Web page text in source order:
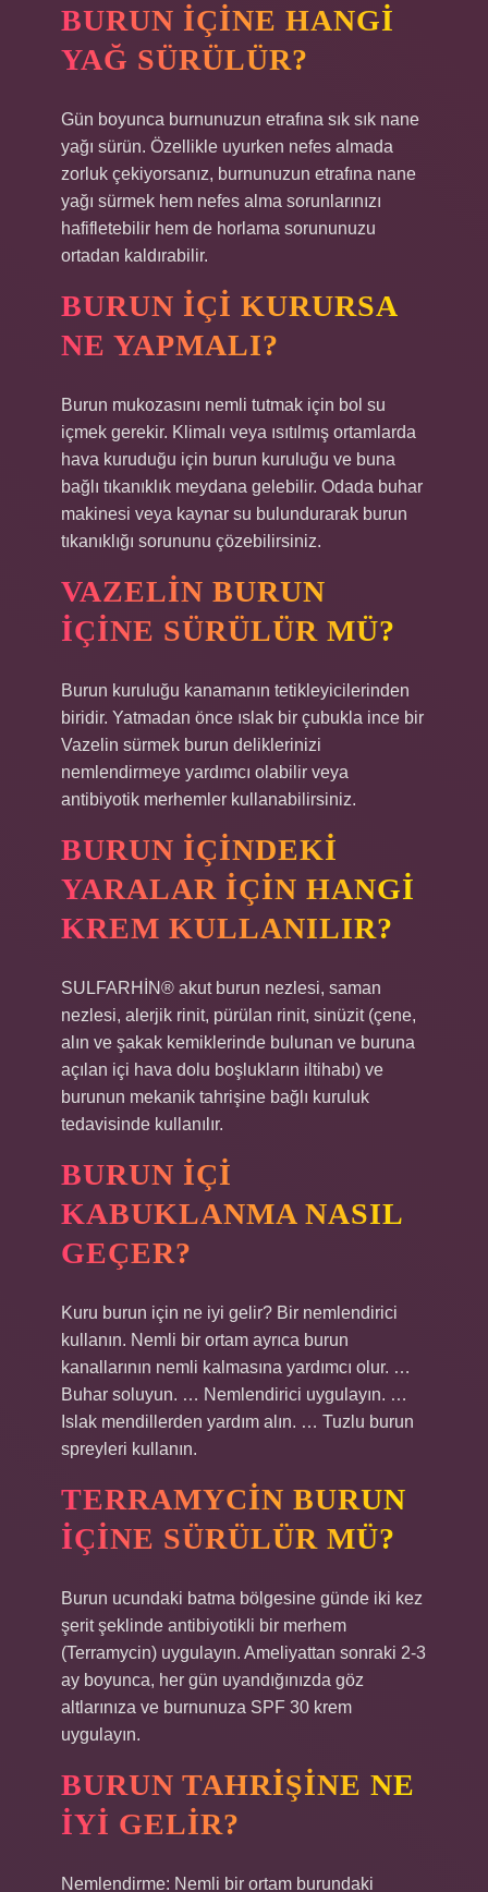
BURUN IÇINE HANGI
YAĞ SÜRÜLÜR?
Gün boyunca burnunuzun etrafına sık sık nane
yağı sürün. Özellikle uyurken nefes almada
zorluk çekiyorsanız, burnunuzun etrafına nane
yağı sürmek hem nefes alma sorunlarınızı
hafifletebilir hem de horlama sorununuzu
ortadan kaldırabilir.
BURUN IÇI KURURSA
NE YAPMALI?
Burun mukozasını nemli tutmak için bol su
içmek gerekir. Klimalı veya ısıtılmış ortamlarda
hava kuruduğu için burun kuruluğu ve buna
bağlı tıkanıklık meydana gelebilir. Odada buhar
makinesi veya kaynar su bulundurarak burun
tıkanıklığı sorununu çözebilirsiniz.
VAZELIN BURUN
IÇINE SÜRÜLÜR MÜ?
Burun kuruluğu kanamanın tetikleyicilerinden
biridir. Yatmadan önce ıslak bir çubukla ince bir
Vazelin sürmek burun deliklerinizi
nemlendirmeye yardımcı olabilir veya
antibiyotik merhemler kullanabilirsiniz.
BURUN IÇINDEKI
YARALAR IÇIN HANGI
KREM KULLANILIR?
SULFARHİN® akut burun nezlesi, saman
nezlesi, alerjik rinit, pürülan rinit, sinüzit (çene,
alın ve şakak kemiklerinde bulunan ve buruna
açılan içi hava dolu boşlukların iltihabı) ve
burunun mekanik tahrişine bağlı kuruluk
tedavisinde kullanılır.
BURUN IÇI
KABUKLANMA NASIL
GEÇER?
Kuru burun için ne iyi gelir? Bir nemlendirici
kullanın. Nemli bir ortam ayrıca burun
kanallarının nemli kalmasına yardımcı olur. …
Buhar soluyun. … Nemlendirici uygulayın. …
Islak mendillerden yardım alın. … Tuzlu burun
spreyleri kullanın.
TERRAMYCIN BURUN
IÇINE SÜRÜLÜR MÜ?
Burun ucundaki batma bölgesine günde iki kez
şerit şeklinde antibiyotikli bir merhem
(Terramycin) uygulayın. Ameliyattan sonraki 2-3
ay boyunca, her gün uyandığınızda göz
altlarınıza ve burnunuza SPF 30 krem ​​
uygulayın.
BURUN TAHRIŞINE NE
IYI GELIR?
Nemlendirme: Nemli bir ortam burundaki